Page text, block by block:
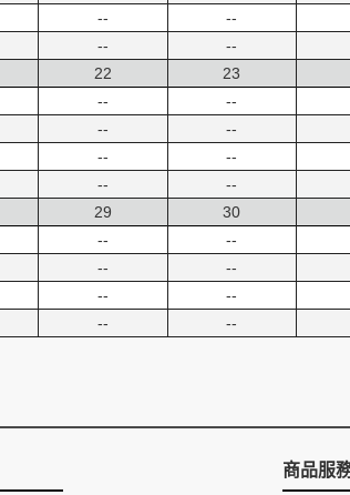
--
--
--
--
22
--
--
--
--
23
--
--
--
--
29
--
--
--
--
30
--
--
--
--
商品服